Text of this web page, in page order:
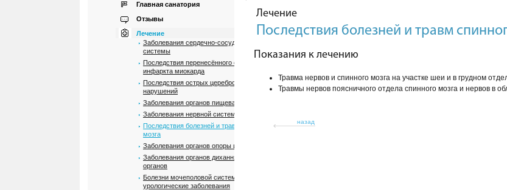
Лечение
Последствия болезней и травм
Показания к лечению
Травма нервов и спинного мозга на участке шеи и в грудном
Травмы нервов поясничного отдела спинного мозга и нервов в
назад
Главная санатория
Отзывы
Лечение
Заболевания сердечно-сосудистой
системы
Последствия перенесённого острого
инфаркта миокарда
Последствия острых цереброваскулярных
нарушений
Заболевания органов пищеварения
Заболевания нервной системы
Последствия болезней и травм спинного
мозга
Заболевания органов опоры и движения
Заболевания органов дихання и ЛОР
органов
Болезни мочеполовой системи, почек и
урологические заболевания